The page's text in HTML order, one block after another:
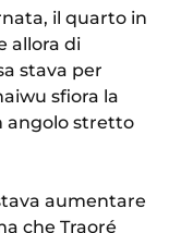
il quarto in
allora di
stava per
sfiora la
angolo stretto
aumentare
che Traoré